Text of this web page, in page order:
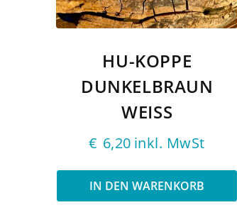
HU-KOPPE
DUNKELBRAUN
WEISS
€ 6,20 inkl. MwSt
IN DEN WARENKORB